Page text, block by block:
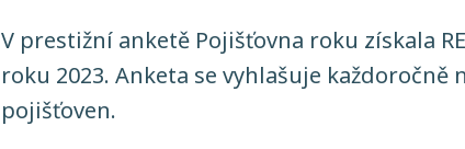
V prestižní anketě Pojišťovna roku získala
roku 2023. Anketa se vyhlašuje každoročně
pojišťoven.